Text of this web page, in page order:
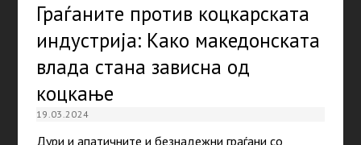
Граѓаните против коцкарската
индустрија: Како македонската
влада стана зависна од
коцкање
19.03.2024
Дури и апатичните и безнадежни граѓани со